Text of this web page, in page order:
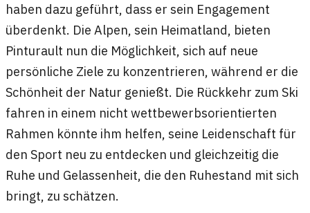
haben dazu geführt, dass er sein Engagement
überdenkt. Die Alpen, sein Heimatland, bieten
Pinturault nun die Möglichkeit, sich auf neue
persönliche Ziele zu konzentrieren, während er die
Schönheit der Natur genießt. Die Rückkehr zum Ski
fahren in einem nicht wettbewerbsorientierten
Rahmen könnte ihm helfen, seine Leidenschaft für
den Sport neu zu entdecken und gleichzeitig die
Ruhe und Gelassenheit, die den Ruhestand mit sich
bringt, zu schätzen.